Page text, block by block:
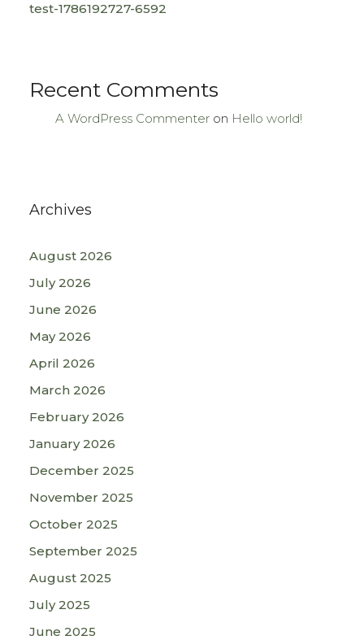
test-1786192727-6592
Recent Comments
A WordPress Commenter on Hello world!
Archives
August 2026
July 2026
June 2026
May 2026
April 2026
March 2026
February 2026
January 2026
December 2025
November 2025
October 2025
September 2025
August 2025
July 2025
June 2025